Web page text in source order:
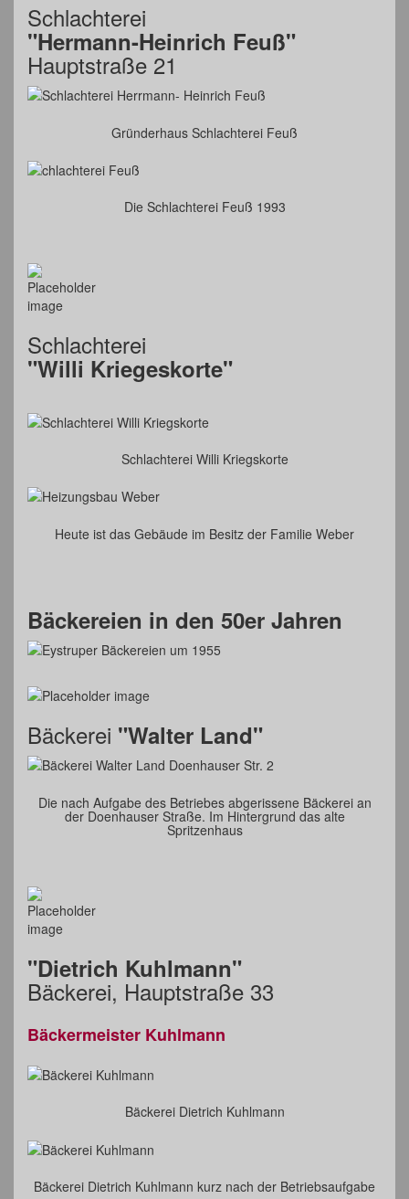
Schlachterei
"Hermann-Heinrich Feuß"
Hauptstraße 21
Gründerhaus Schlachterei Feuß
Die Schlachterei Feuß 1993
Schlachterei
"Willi Kriegeskorte"
Schlachterei Willi Kriegskorte
Heute ist das Gebäude im Besitz der Familie Weber
Bäckereien in den 50er Jahren
Bäckerei "Walter Land"
Die nach Aufgabe des Betriebes abgerissene Bäckerei an
der Doenhauser Straße. Im Hintergrund das alte
Spritzenhaus
"Dietrich Kuhlmann"
Bäckerei, Hauptstraße 33
Bäckermeister Kuhlmann
Bäckerei Dietrich Kuhlmann
Bäckerei Dietrich Kuhlmann kurz nach der Betriebsaufgabe